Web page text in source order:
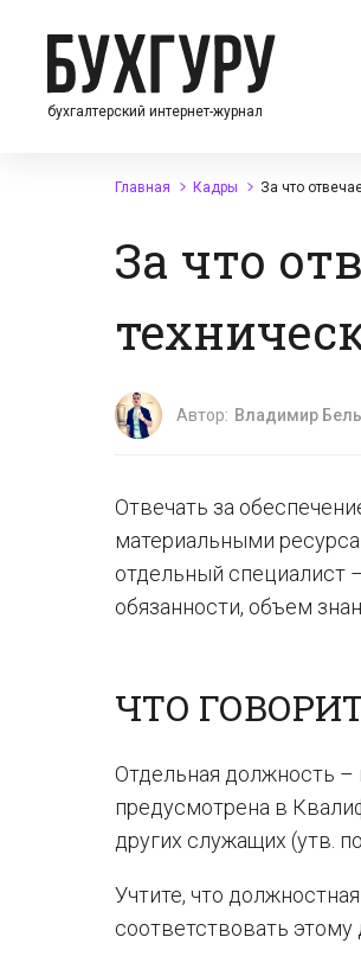
бухгалтерский интернет-журнал
Главная Кадры За что
За что
Автор: Владимир
Отвечать за
материальными
отдельный специалист
обязанности, объем
ЧТО
Отдельная должность –
предусмотрена в
других служащих (утв.
Учтите, что
соответствовать